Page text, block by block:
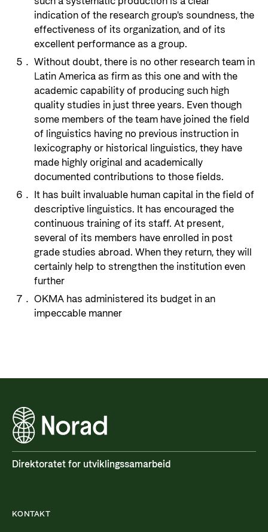
indication of the research group's soundness, the
effectiveness of its organization, and of its
excellent performance as a group.
Without doubt, there is no other research team in
Latin America as firm as this one and with the
academic capability of producing such high
quality studies in just three years. Even though
some members of the team have joined the field
of linguistics having no previous instruction in
lexicography or historical linguistics, they have
made highly original and academically
documented contributions to those fields.
It has built invaluable human capital in the field of
descriptive linguistics. It has encouraged the
continuous training of its staff. At present,
several of its members have enrolled in post
grade studies abroad. When they return, they will
certainly help to strengthen the institution even
further
OKMA has administered its budget in an
impeccable manner
Direktoratet for utviklingssamarbeid
KONTAKT